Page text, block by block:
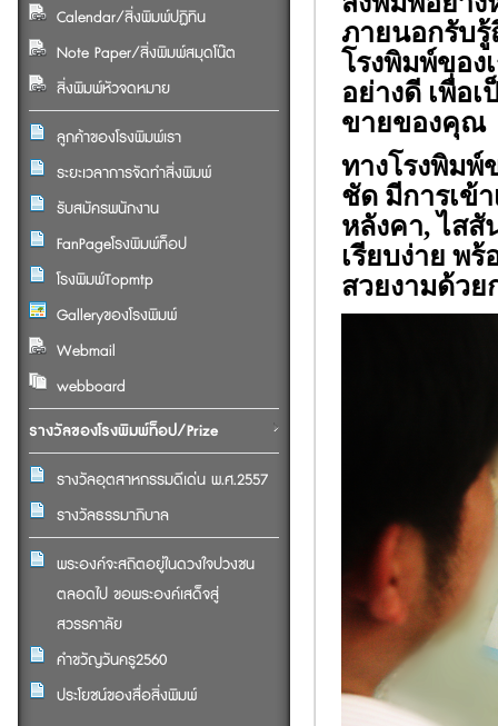
Calendar/สิ่งพิมพ์ปฏิทิน
Note Paper/สิ่งพิมพ์สมุดโน๊ต
สิ่งพิมพ์หัวจดหมาย
ลูกค้าของโรงพิมพ์เรา
ระยะเวลาการจัดทำสิ่งพิมพ์
รับสมัครพนักงาน
FanPageโรงพิมพ์ท็อป
โรงพิมพ์Topmtp
Galleryของโรงพิมพ์
Webmail
webboard
รางวัลของโรงพิมพ์ท็อป/Prize
รางวัลอุตสาหกรรมดีเด่น พ.ศ.2557
รางวัลธรรมาภิบาล
พระองค์จะสถิตอยู่ในดวงใจปวงชน
ตลอดไป ขอพระองค์เสด็จสู่
สวรรคาลัย
คำขวัญวันครู2560
ประโยชน์ของสื่อสิ่งพิมพ์
ภายนอกรับ
โรงพิมพ์ของ
อย่างดี เพื่อ
ขายของคุณ
ทางโรงพิมพ์
ชัด มีการเข้
หลังคา, ไสสั
เรียบง่าย พ
สวยงามด้วย